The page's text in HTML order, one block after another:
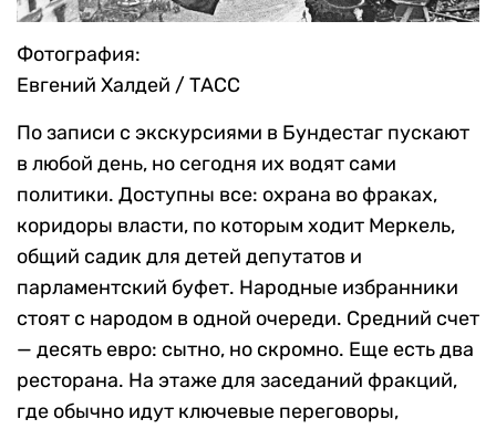
Фотография:
Евгений Халдей / ТАСС
По записи с экскурсиями в Бундестаг пускают
в любой день, но сегодня их водят сами
политики. Доступны все: охрана во фраках,
коридоры власти, по которым ходит Меркель,
общий садик для детей депутатов и
парламентский буфет. Народные избранники
стоят с народом в одной очереди. Средний счет
— десять евро: сытно, но скромно. Еще есть два
ресторана. На этаже для заседаний фракций,
где обычно идут ключевые переговоры,